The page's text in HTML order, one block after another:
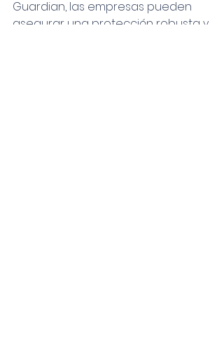
Guardian, las empresas pueden
asegurar una protección robusta y